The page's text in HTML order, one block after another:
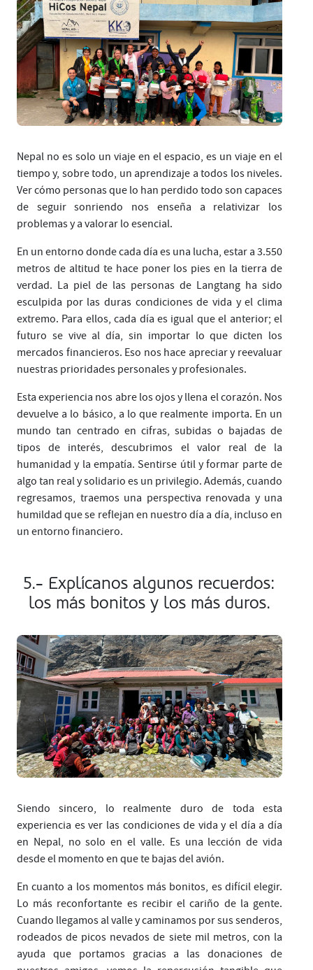
Nepal no es solo un viaje en el espacio, es un viaje en el
tiempo y, sobre todo, un aprendizaje a todos los niveles.
Ver cómo personas que lo han perdido todo son capaces
de seguir sonriendo nos enseña a relativizar los
problemas y a valorar lo esencial.
En un entorno donde cada día es una lucha, estar a 3.550
metros de altitud te hace poner los pies en la tierra de
verdad. La piel de las personas de Langtang ha sido
esculpida por las duras condiciones de vida y el clima
extremo. Para ellos, cada día es igual que el anterior; el
futuro se vive al día, sin importar lo que dicten los
mercados financieros. Eso nos hace apreciar y reevaluar
nuestras prioridades personales y profesionales.
Esta experiencia nos abre los ojos y llena el corazón. Nos
devuelve a lo básico, a lo que realmente importa. En un
mundo tan centrado en cifras, subidas o bajadas de
tipos de interés, descubrimos el valor real de la
humanidad y la empatía. Sentirse útil y formar parte de
algo tan real y solidario es un privilegio. Además, cuando
regresamos, traemos una perspectiva renovada y una
humildad que se reflejan en nuestro día a día, incluso en
un entorno financiero.
5.- Explícanos algunos recuerdos:
los más bonitos y los más duros.
Siendo sincero, lo realmente duro de toda esta
experiencia es ver las condiciones de vida y el día a día
en Nepal, no solo en el valle. Es una lección de vida
desde el momento en que te bajas del avión.
En cuanto a los momentos más bonitos, es difícil elegir.
Lo más reconfortante es recibir el cariño de la gente.
Cuando llegamos al valle y caminamos por sus senderos,
rodeados de picos nevados de siete mil metros, con la
ayuda que portamos gracias a las donaciones de